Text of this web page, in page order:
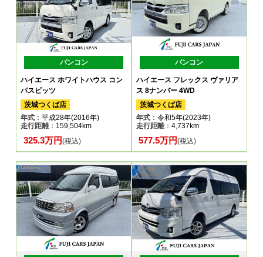
バンコン
ハイエース ホワイトハウス コン
パスビッツ
茨城つくば店
年式 ：平成28年(2016年)
走行距離：159,504km
325.3万円(税込)
バンコン
ハイエース フレックス ヴァリア
ス 8ナンバー 4WD
茨城つくば店
年式：令和5年(2023年)
走行距離：4,737km
577.5万円(税込)